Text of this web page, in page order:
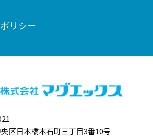
リシー
区日本橋本石町三丁目3番10号